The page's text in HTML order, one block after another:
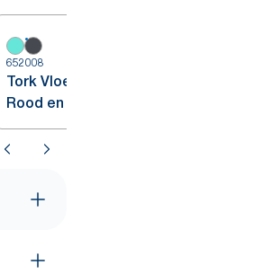
652008
Tork Vloerstandaard Dispenser
Rood en Zwart W1